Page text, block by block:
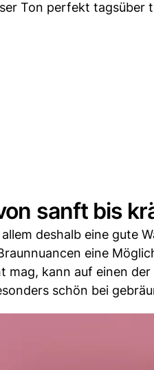
Ton perfekt tagsüber
sanft bis
deshalb eine gute
eine
mag, kann auf einen
schön bei